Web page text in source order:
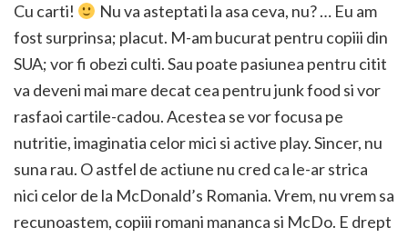
Cu carti!
Nu va asteptati la asa ceva, nu? … Eu am
fost surprinsa; placut. M-am bucurat pentru copiii din
SUA; vor fi obezi culti. Sau poate pasiunea pentru citit
va deveni mai mare decat cea pentru junk food si vor
rasfaoi cartile-cadou. Acestea se vor focusa pe
nutritie, imaginatia celor mici si active play. Sincer, nu
suna rau. O astfel de actiune nu cred ca le-ar strica
nici celor de la McDonald’s Romania. Vrem, nu vrem sa
recunoastem, copiii romani mananca si McDo. E drept